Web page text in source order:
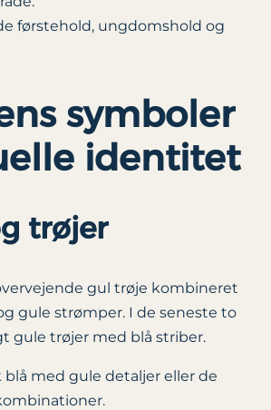
førstehold, ungdomshold og
symboler
identitet
trøjer
gul trøje kombineret
gule strømper. I de seneste to
gule trøjer med blå striber.
blå med gule detaljer eller de